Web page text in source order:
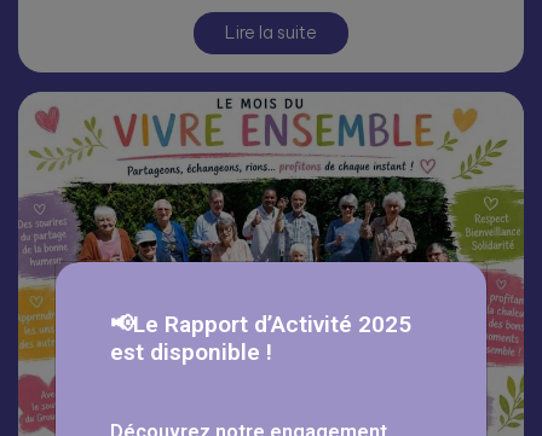
Lire la suite
📢Le Rapport d’Activité 2025
est disponible !